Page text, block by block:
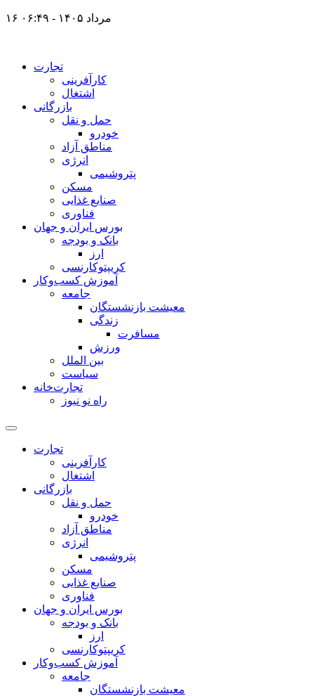
۱۶ مرداد ۱۴۰۵ - ۰۶:۴۹
تجارت
کارآفرینی
اشتغال
بازرگانی
حمل و نقل
خودرو
مناطق آزاد
انرژی
پتروشیمی
مسکن
صنایع غذایی
فناوری
بورس ایران و جهان
بانک و بودجه
ارز
کریپتوکارنسی
آموزش کسب‌وکار
جامعه
معیشت بازنشستگان
زندگی
مسافرت
ورزش
بین الملل
سیاست
تجارت‌خانه
راه نو نیوز
تجارت
کارآفرینی
اشتغال
بازرگانی
حمل و نقل
خودرو
مناطق آزاد
انرژی
پتروشیمی
مسکن
صنایع غذایی
فناوری
بورس ایران و جهان
بانک و بودجه
ارز
کریپتوکارنسی
آموزش کسب‌وکار
جامعه
معیشت بازنشستگان